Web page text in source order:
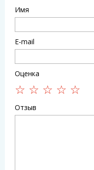
Имя
E-mail
Оценка
Отзыв